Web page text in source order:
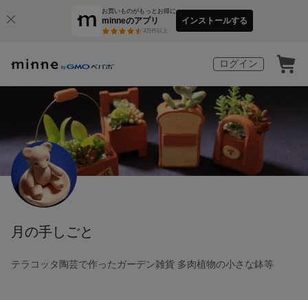
お買いものがもっとお得に
minneのアプリ
3万件以上
インストールする
ログイン
月の手しごと
テラコッタ陶芸で作ったガーデン雑貨 多肉植物の小さな鉢等